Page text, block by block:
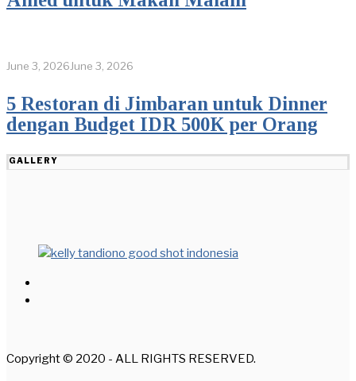
June 3, 2026June 3, 2026
5 Restoran di Jimbaran untuk Dinner
dengan Budget IDR 500K per Orang
GALLERY
Copyright © 2020 - ALL RIGHTS RESERVED.